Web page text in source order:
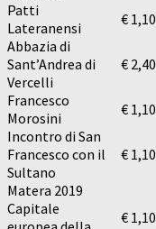
Patti
Lateranensi
€ 1,10
Abbazia di
Sant’Andrea di
Vercelli
€ 2,40
Francesco
Morosini
€ 1,10
Incontro di San
Francesco con il
Sultano
€ 1,10
Matera 2019
Capitale
€ 1,10